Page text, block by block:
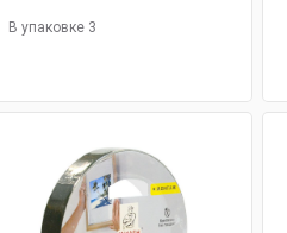
В упаковке 3